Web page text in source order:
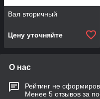
Вал вторичный
Цену уточняйте
О нас
Рейтинг не
Менее 5 отзывов за